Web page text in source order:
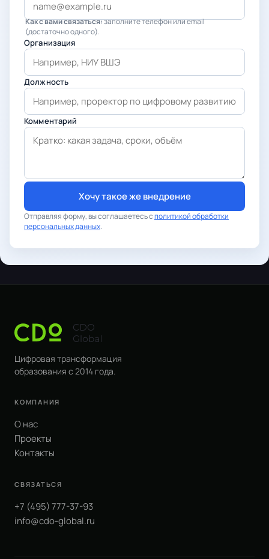
Должность
Организация
Как с вами связаться:заполните телефон или email
(достаточно одного).
Комментарий
Хочу такое же внедрение
Отправляя форму, вы соглашаетесь сполитикой обработки
персональных данных.
Цифровая трансформация
образования с 2014 года.
КОМПАНИЯ
О нас
Проекты
Контакты
СВЯЗАТЬСЯ
+7 (495) 777-37-93
info@cdo-global.ru